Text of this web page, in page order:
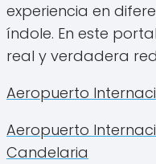
experiencia en
índole. En este
real y verdadera
Aeropuerto
Aeropuerto
Candelaria